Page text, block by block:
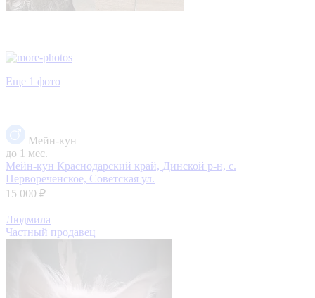
Еще 1 фото
Мейн-кун
до 1 мес.
Мейн-кун Краснодарский край, Динской р-н, с.
Первореченское, Советская ул.
15 000 ₽
Людмила
Частный продавец